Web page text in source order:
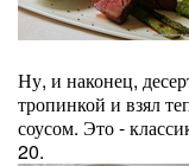
Ну, и наконец,
тропинкой и взял
соусом. Это -
20.